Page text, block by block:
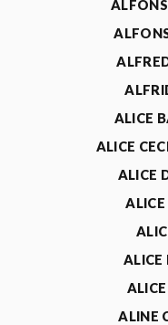
ALFONS
ALICE
ALICE
ALICE
ALICE
ALINE